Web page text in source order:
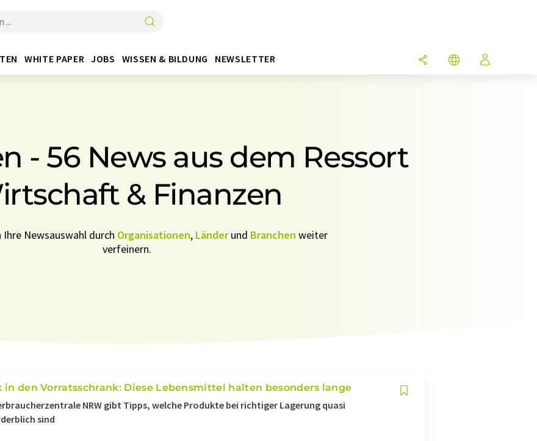
WHITE PAPER JOBS WISSEN & BILDUNG NEWSLETTER
- 56 News aus dem Ressort
& Finanzen
Ihre Newsauswahl durch Organisationen, Länderund Branchen weiter
verfeinern.
in den Vorratsschrank: Diese Lebensmittel halten besonders lange
NRW gibt Tipps, welche Produkte bei richtiger Lagerung quasi
sind